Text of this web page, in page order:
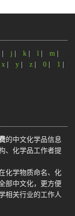
j k l m
x y z 0 1
的中文化学品信息
、化学品工作者提
化学物质命名、化
部中文化，更方便
相关行业的工作人